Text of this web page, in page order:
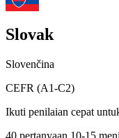
Slovak
Slovenčina
CEFR (A1-C2)
Ikuti penilaian cepat
40 pertanyaan 10-15